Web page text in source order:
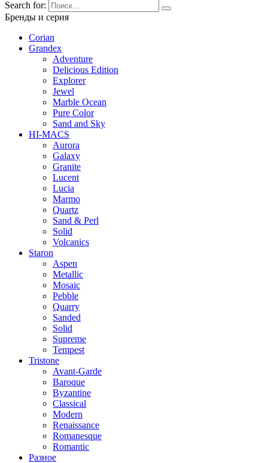
Search for:
Бренды и серия
Corian
Grandex
Adventure
Delicious Edition
Explorer
Jewel
Marble Ocean
Pure Color
Sand and Sky
HI-MACS
Aurora
Galaxy
Granite
Lucent
Lucia
Marmo
Quartz
Sand & Perl
Solid
Volcanics
Staron
Aspen
Metallic
Mosaic
Pebble
Quarry
Sanded
Solid
Supreme
Tempest
Tristone
Avant-Garde
Baroque
Byzantine
Classical
Modern
Renaissance
Romanesque
Romantic
Разное